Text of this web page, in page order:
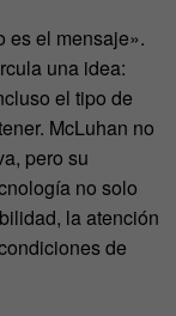
es el mensaje».
una idea:
el tipo de
McLuhan no
pero su
no solo
la atención
de